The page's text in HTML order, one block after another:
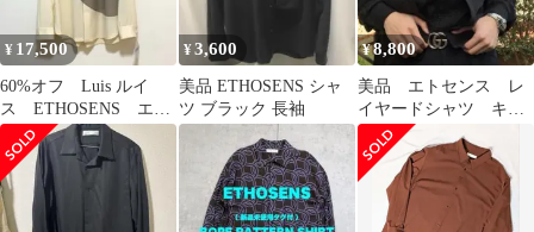
¥ 17,500
60%オフ Luis ルイ
ス ETHOSENS エト
センス ss 春夏 タグ
付き
¥3,600
美品 ETHOSENS シャ
ツ ブラック 長袖
¥8,800
美品 エトセンス レ
イヤードシャツ キュ
プラ